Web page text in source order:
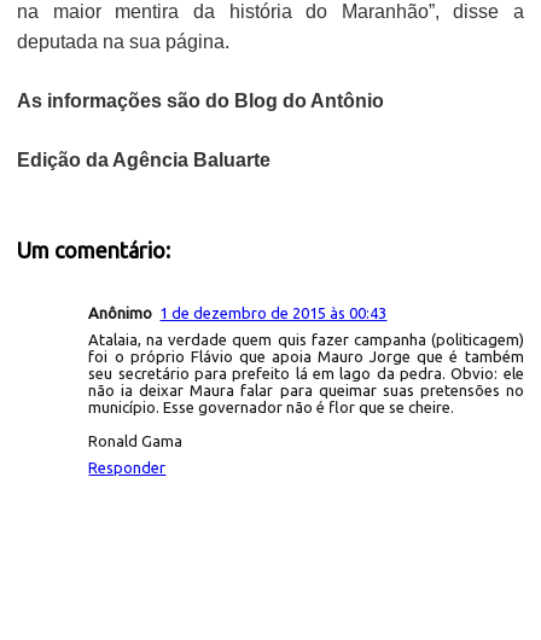
na maior mentira da história do Maranhão”, disse a
deputada na sua página.
As informações são do Blog do Antônio
Edição da Agência Baluarte
Um comentário:
Anônimo 1 de dezembro de 2015 às 00:43
Atalaia, na verdade quem quis fazer campanha (politicagem)
foi o próprio Flávio que apoia Mauro Jorge que é também
seu secretário para prefeito lá em lago da pedra. Obvio: ele
não ia deixar Maura falar para queimar suas pretensões no
município. Esse governador não é flor que se cheire.
Ronald Gama
Responder